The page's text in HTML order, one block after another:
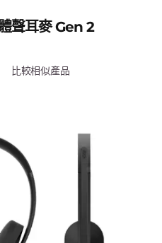
聲耳麥 Gen 2
比較相似產品